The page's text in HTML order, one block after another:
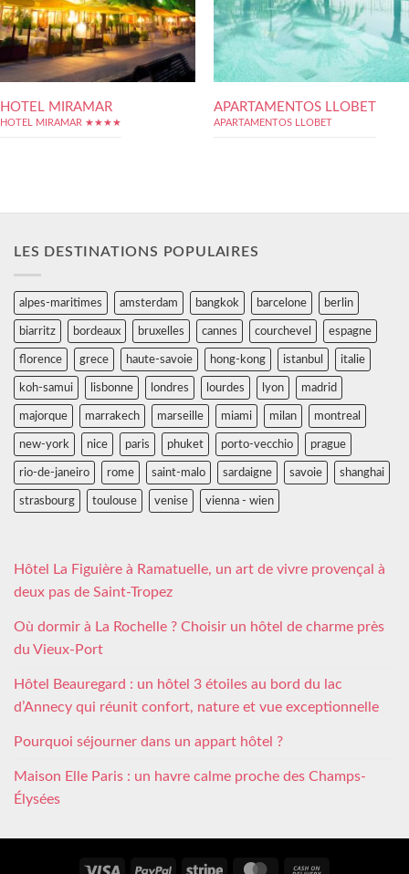
HOTEL MIRAMAR
HOTEL MIRAMAR ★★★★
APARTAMENTOS LLOBET
APARTAMENTOS LLOBET
LES DESTINATIONS POPULAIRES
alpes-maritimes amsterdam bangkok barcelone berlin
biarritz bordeaux bruxelles cannes courchevel espagne
florence grece haute-savoie hong-kong istanbul italie
koh-samui lisbonne londres lourdes lyon madrid
majorque marrakech marseille miami milan montreal
new-york nice paris phuket porto-vecchio prague
rio-de-janeiro rome saint-malo sardaigne savoie shanghai
strasbourg toulouse venise vienna - wien
Hôtel La Figuière à Ramatuelle, un art de vivre provençal à
deux pas de Saint-Tropez
Où dormir à La Rochelle ? Choisir un hôtel de charme près
du Vieux-Port
Hôtel Beauregard : un hôtel 3 étoiles au bord du lac
d’Annecy qui réunit confort, nature et vue exceptionnelle
Pourquoi séjourner dans un appart hôtel ?
Maison Elle Paris : un havre calme proche des Champs-
Élysées
Visa PayPal Stripe MasterCard